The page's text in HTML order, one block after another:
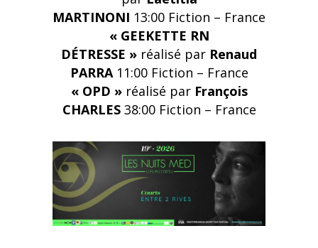
MARTINONI 13:00 Fiction – France
« GEEKETTE RN
DÉTRESSE » réalisé par Renaud
PARRA 11:00 Fiction – France
« OPD » réalisé par François
CHARLES 38:00 Fiction – France